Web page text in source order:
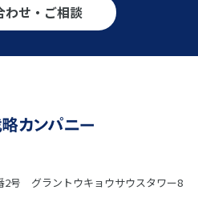
わせ・ご相談
2号 グラントウキョウサウスタワー8